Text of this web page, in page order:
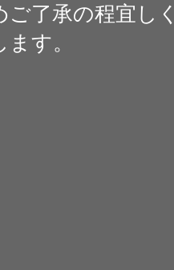
ご了承の程宜し
ます。